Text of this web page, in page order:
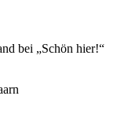
bei „Schön hier!“